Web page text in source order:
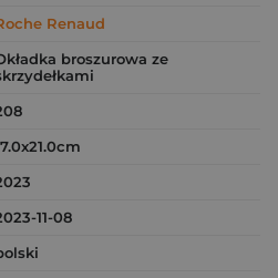
Renaud
broszurowa ze
11-08